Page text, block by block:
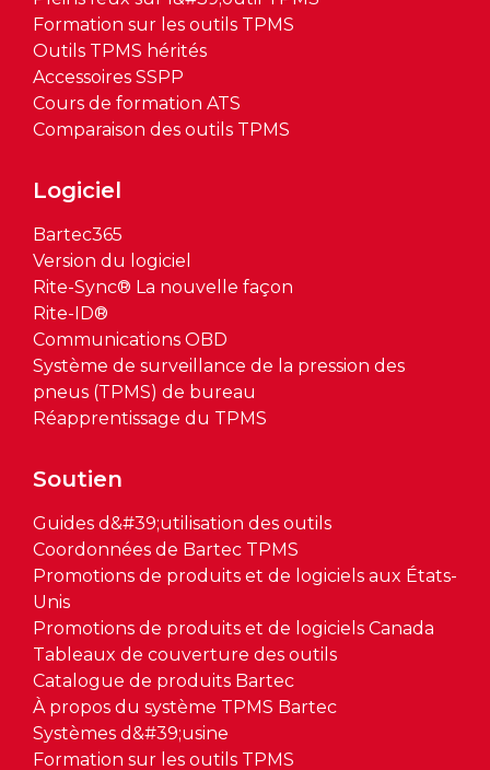
Formation sur les outils TPMS
Outils TPMS hérités
Accessoires SSPP
Cours de formation ATS
Comparaison des outils TPMS
Logiciel
Bartec365
Version du logiciel
Rite-Sync® La nouvelle façon
Rite-ID®
Communications OBD
Système de surveillance de la pression des
pneus (TPMS) de bureau
Réapprentissage du TPMS
Soutien
Guides d&#39;utilisation des outils
Coordonnées de Bartec TPMS
Promotions de produits et de logiciels aux États-
Unis
Promotions de produits et de logiciels Canada
Tableaux de couverture des outils
Catalogue de produits Bartec
À propos du système TPMS Bartec
Systèmes d&#39;usine
Formation sur les outils TPMS